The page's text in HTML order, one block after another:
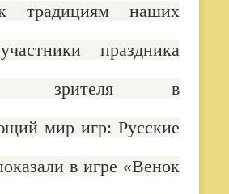
традициям наших
праздника
зрителя в
мир игр: Русские
в игре «Венок